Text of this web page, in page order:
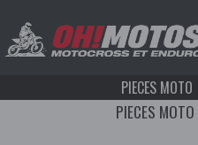
PIECES MOTO
PIECES MOTO